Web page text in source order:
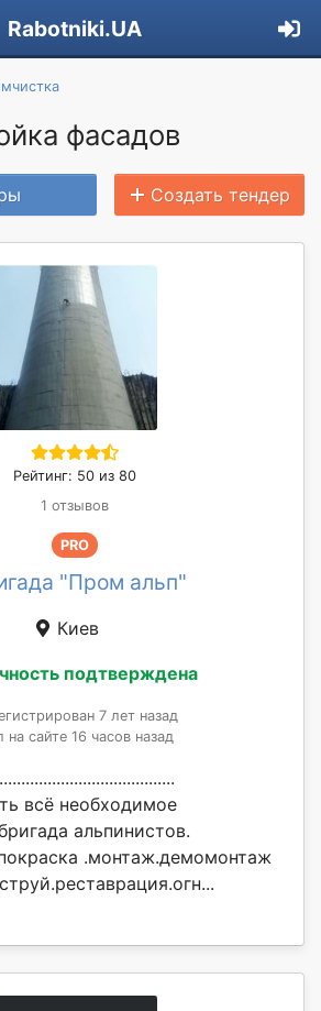
Rabotniki.UA
фасадов
Создать тендер
Рейтинг: 50 из 80
1 отзывов
PRO
"Пром альп"
Киев
подтверждена
7 лет назад
на сайте 16 часов назад
всё необходимое
альпинистов.
.монтаж.демомонтаж